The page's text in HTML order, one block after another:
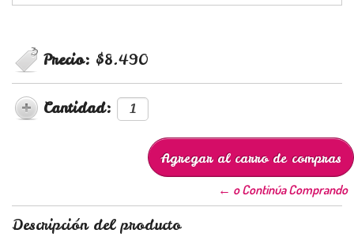
Precio: $8.490
Cantidad:
← o Continúa Comprando
Descripción del producto